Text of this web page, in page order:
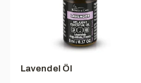
Lavendel Öl